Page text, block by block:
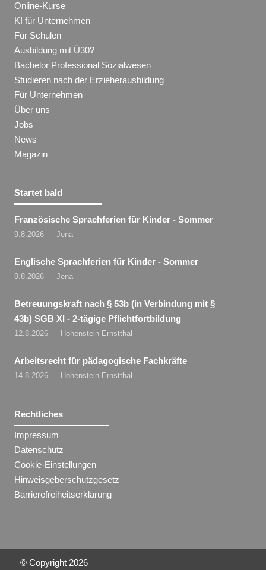
Online-Kurse
KI für Unternehmen
Für Schulen
Ausbildung mit Ü30?
Bachelor Professional Sozialwesen
Studieren nach der Erzieherausbildung
Für Unternehmen
Über uns
Jobs
News
Magazin
Startet bald
Französische Sprachferien für Kinder - Sommer
9.8.2026 — Jena
Englische Sprachferien für Kinder - Sommer
9.8.2026 — Jena
Betreuungskraft nach § 53b (in Verbindung mit §
43b) SGB XI - 2-tägige Pflichtfortbildung
12.8.2026 — Hohenstein-Ernstthal
Arbeitsrecht für pädagogische Fachkräfte
14.8.2026 — Hohenstein-Ernstthal
Rechtliches
Impressum
Datenschutz
Cookie-Einstellungen
Hinweisgeberschutzgesetz
Barrierefreiheitserklärung
© Copyright 2026